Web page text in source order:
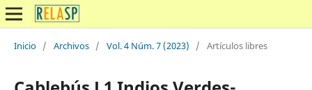
Inicio / Archivos / Vol. 4 Núm. 7 (2023) / Artículos libres